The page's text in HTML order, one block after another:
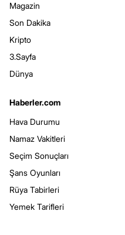
Magazin
Son Dakika
Kripto
3.Sayfa
Dünya
Haberler.com
Hava Durumu
Namaz Vakitleri
Seçim Sonuçları
Şans Oyunları
Rüya Tabirleri
Yemek Tarifleri